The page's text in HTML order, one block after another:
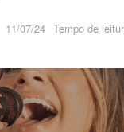
11/07/24 Tempo de